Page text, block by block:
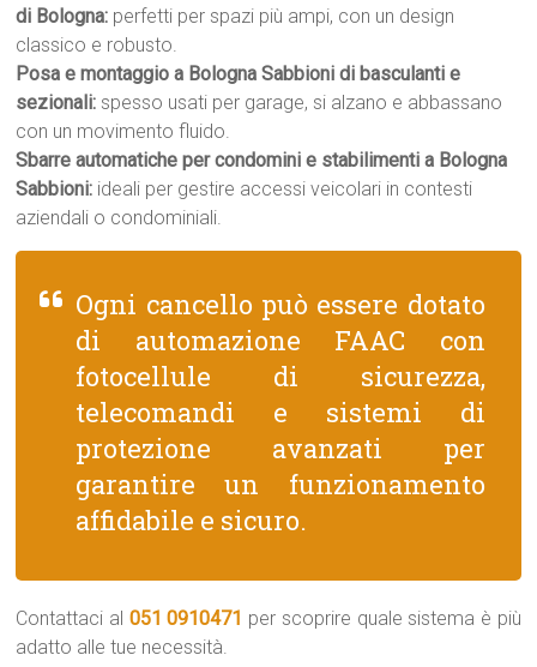
di Bologna: perfetti per spazi più ampi, con un design
classico e robusto.
Posa e montaggio a Bologna Sabbioni di basculanti e
sezionali: spesso usati per garage, si alzano e abbassano
con un movimento fluido.
Sbarre automatiche per condomini e stabilimenti a Bologna
Sabbioni: ideali per gestire accessi veicolari in contesti
aziendali o condominiali.
Ogni cancello può essere dotato
di automazione FAAC con
fotocellule di sicurezza,
telecomandi e sistemi di
protezione avanzati per
garantire un funzionamento
affidabile e sicuro.
Contattaci al 051 0910471 per scoprire quale sistema è più
adatto alle tue necessità.